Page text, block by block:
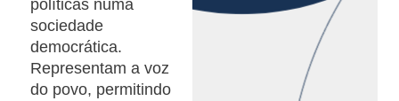
políticas numa
sociedade
democrática.
Representam a voz
do povo, permitindo